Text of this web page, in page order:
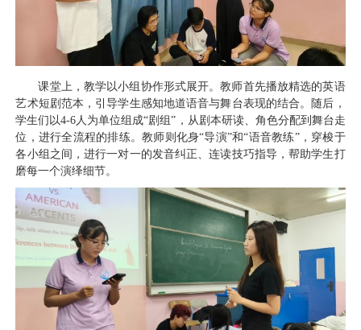
课堂上，教学以小组协作形式展开。教师首先播放精选的英语
艺术短剧范本，引导学生感知地道语音与舞台表现的结合。随后，
学生们以4-6人为单位组成“剧组”，从剧本研读、角色分配到舞台走
位，进行全流程的排练。教师则化身“导演”和“语音教练”，穿梭于
各小组之间，进行一对一的发音纠正、连读技巧指导，帮助学生打
磨每一个演绎细节。